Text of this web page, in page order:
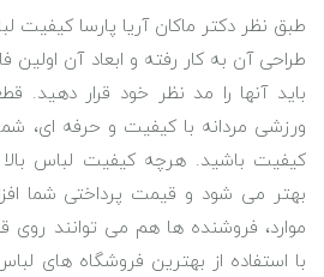
طبق نظر دکتر ماکان آریا پارسا کیفیت
طراحی آن به کار رفته و ابعاد آن
باید آنها را مد نظر خود قرار دهید.
ورزشی مردانه با کیفیت و حرفه ای، شما
کیفیت باشید. هرچه کیفیت لباس
بهتر می شود و قیمت پرداختی شما
موارد، فروشنده ها هم می توانند روی
با استفاده از بهترین فروشگاه های